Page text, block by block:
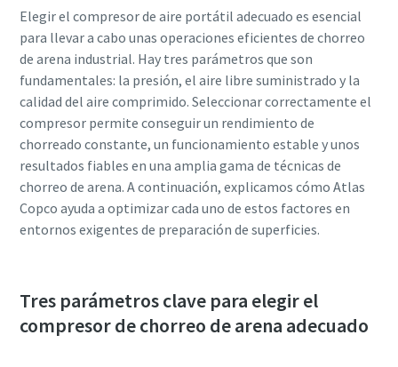
Elegir el compresor de aire portátil adecuado es esencial
para llevar a cabo unas operaciones eficientes de chorreo
de arena industrial. Hay tres parámetros que son
fundamentales: la presión, el aire libre suministrado y la
calidad del aire comprimido. Seleccionar correctamente el
compresor permite conseguir un rendimiento de
chorreado constante, un funcionamiento estable y unos
resultados fiables en una amplia gama de técnicas de
chorreo de arena. A continuación, explicamos cómo Atlas
Copco ayuda a optimizar cada uno de estos factores en
entornos exigentes de preparación de superficies.
Tres parámetros clave para elegir el
compresor de chorreo de arena adecuado